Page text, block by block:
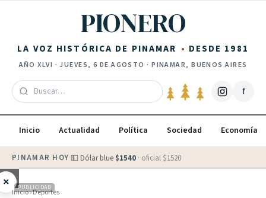
PIONERO
LA VOZ HISTÓRICA DE PINAMAR DESDE 1981
AÑOXLVI ·JUEVES, 6 DE AGOSTO · PINAMAR, BUENOS AIRES
f
Inicio Actualidad Política Sociedad Economía
PINAMAR HOY·💵 Dólar blue $1540 · oficial $1520
× PUBLICIDAD
Inicio›Deportes